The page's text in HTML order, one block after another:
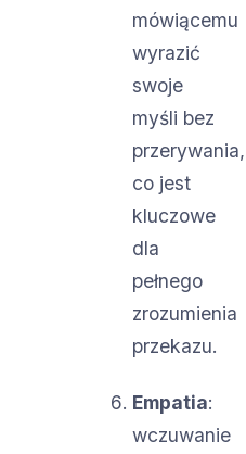
mówiącemu
wyrazić
swoje
myśli bez
przerywania,
co jest
kluczowe
dla
pełnego
zrozumienia
przekazu.
Empatia:
wczuwanie